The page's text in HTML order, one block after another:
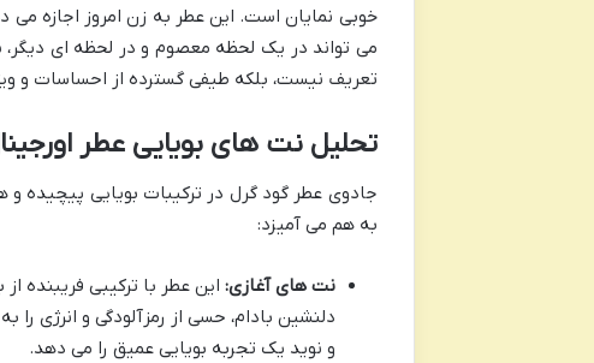
خوبی نمایان است. این عطر به زن امروز اجازه می
می تواند در یک لحظه معصوم و در لحظه ای
تعریف نیست، بلکه طیفی گسترده از احساسات و
تحلیل نت های بویایی عطر
جادوی عطر گود گرل در ترکیبات بویایی پیچیده و
به هم می آمیزد:
نت های آغازی: این عطر با ترکیبی فریبنده
دلنشین بادام، حسی از رمزآلودگی و انرژی
و نوید یک تجربه بویایی عمیق را می دهد.